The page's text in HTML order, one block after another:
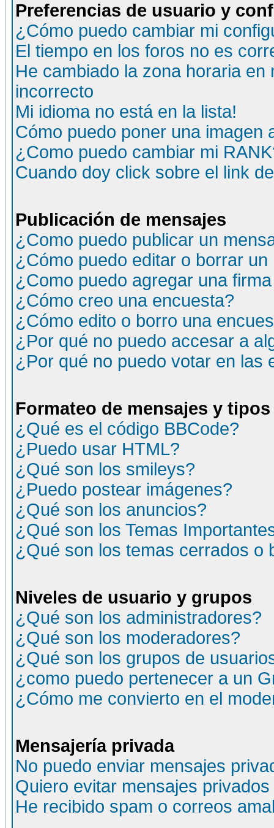
Preferencias de usuario y
¿Cómo puedo cambiar mi
El tiempo en los foros no es
He cambiado la zona horaria
incorrecto
Mi idioma no está en la lista!
Cómo puedo poner una imagen
¿Como puedo cambiar mi
Cuando doy click sobre el link
Publicación de mensajes
¿Como puedo publicar un
¿Cómo puedo editar o borrar un
¿Como puedo agregar una
¿Cómo creo una encuesta?
¿Cómo edito o borro una
¿Por qué no puedo accesar a
¿Por qué no puedo votar en las
Formateo de mensajes y
¿Qué es el código BBCode?
¿Puedo usar HTML?
¿Qué son los smileys?
¿Puedo postear imágenes?
¿Qué son los anuncios?
¿Qué son los Temas
¿Qué son los temas cerrados o
Niveles de usuario y grupos
¿Qué son los administradores?
¿Qué son los moderadores?
¿Qué son los grupos de
¿como puedo pertenecer a un
¿Cómo me convierto en el
Mensajería privada
No puedo enviar mensajes
Quiero evitar mensajes
He recibido spam o correos